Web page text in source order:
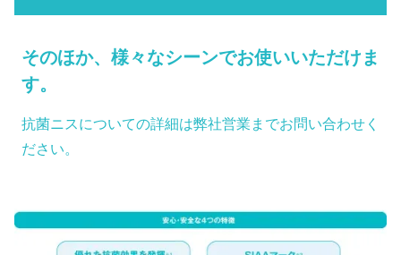
そのほか、様々なシーンでお使いいただけま
す。
抗菌ニスについての詳細は弊社営業までお問い合わせく
ださい。